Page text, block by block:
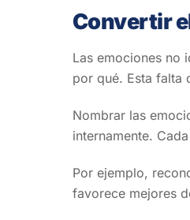
Convertir
Las emociones no
por qué. Esta falta
Nombrar las
internamente.
Por ejemplo,
favorece mejores